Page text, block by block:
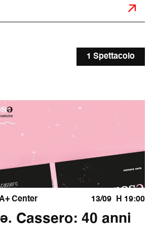
1 Spettacolo
Center 13/09 H 19:00
Cassero: 40 anni